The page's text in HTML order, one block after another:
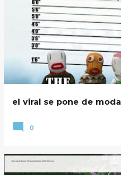
el viral se pone de moda
0